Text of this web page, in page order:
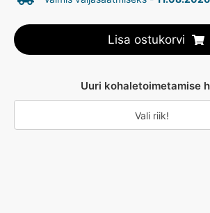
Lisa ostukorvi
Uuri kohaletoimetamise
Vali riik!